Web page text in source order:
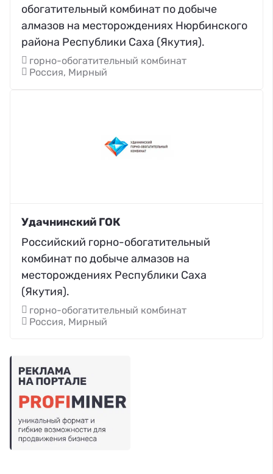
обогатительный комбинат по добыче
алмазов на месторождениях Нюрбинского
района Республики Саха (Якутия).
горно-обогатительный комбинат
Россия, Мирный
Удачнинский ГОК
Российский горно-обогатительный
комбинат по добыче алмазов на
месторождениях Республики Саха
(Якутия).
горно-обогатительный комбинат
Россия, Мирный